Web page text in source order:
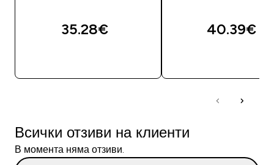
35.28€‎ 40.39€‎
Всички отзиви на клиенти
В момента няма отзиви.